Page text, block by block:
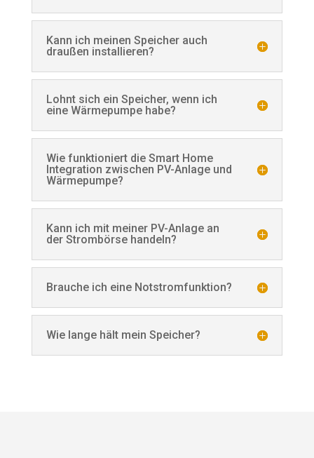
Kann ich meinen Speicher auch
draußen installieren?
Lohnt sich ein Speicher, wenn ich
eine Wärmepumpe habe?
Wie funktioniert die Smart Home
Integration zwischen PV-Anlage und
Wärmepumpe?
Kann ich mit meiner PV-Anlage an
der Strombörse handeln?
Brauche ich eine Notstromfunktion?
Wie lange hält mein Speicher?